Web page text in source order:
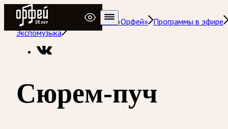
Радио Орфей
Радио классической музыки «Орфей» Программы в эфире
Экспомузыка
Сюрем-пуч